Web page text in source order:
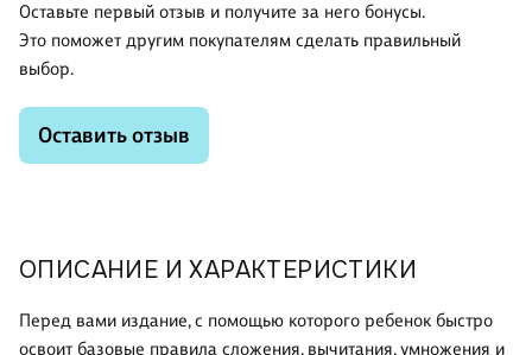
ОПИСАНИЕ И ХАРАКТЕРИСТИКИ
Перед вами издание, с помощью которого ребенок быстро
освоит базовые правила сложения, вычитания, умножения и
Оставьте первый отзыв и получите за него бонусы.
Это поможет другим покупателям сделать правильный
выбор.
Оставить отзыв